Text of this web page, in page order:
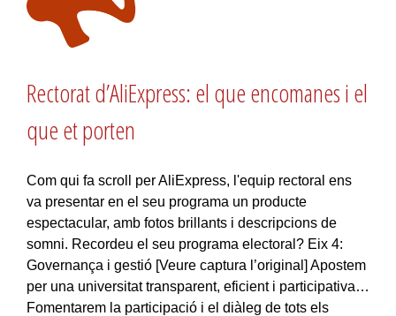
Rectorat d’AliExpress: el que encomanes i el
que et porten
Com qui fa scroll per AliExpress, l'equip rectoral ens
va presentar en el seu programa un producte
espectacular, amb fotos brillants i descripcions de
somni. Recordeu el seu programa electoral? Eix 4:
Governança i gestió [Veure captura l’original] Apostem
per una universitat transparent, eficient i participativa…
Fomentarem la participació i el diàleg de tots els